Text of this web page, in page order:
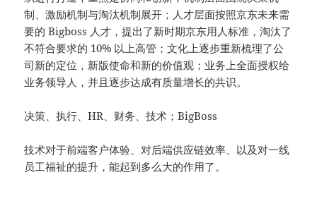
制、激励机制与淘汰机制展开；人才层面按照京东未来需
要的 Bigboss 人才，提出了新时期京东用人标准，淘汰了
不符合要求的 10% 以上高管；文化上逐步重新梳理了公
司新的定位，新版使命和新的价值观；业务上全面授权给
业务领导人，并且逐步达成有质量增长的共识。
决策、执行、HR、财务、技术；BigBoss
技术对于前端客户体验、对后端供应链效率、以及对一线
员工福祉的提升，能起到多么大的作用了。